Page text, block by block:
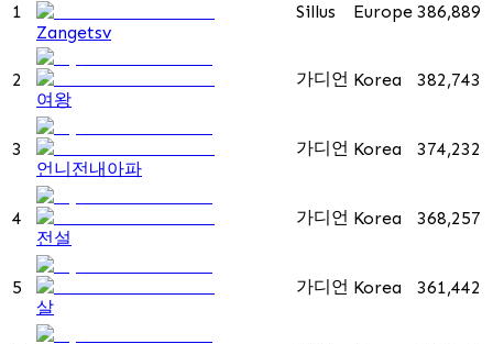
1
Zangetsv
Sillus Europe 386,889
2
여왕
가디언 Korea 382,743
3
언니전내아파
가디언 Korea 374,232
4
전설
가디언 Korea 368,257
5
살
가디언 Korea 361,442